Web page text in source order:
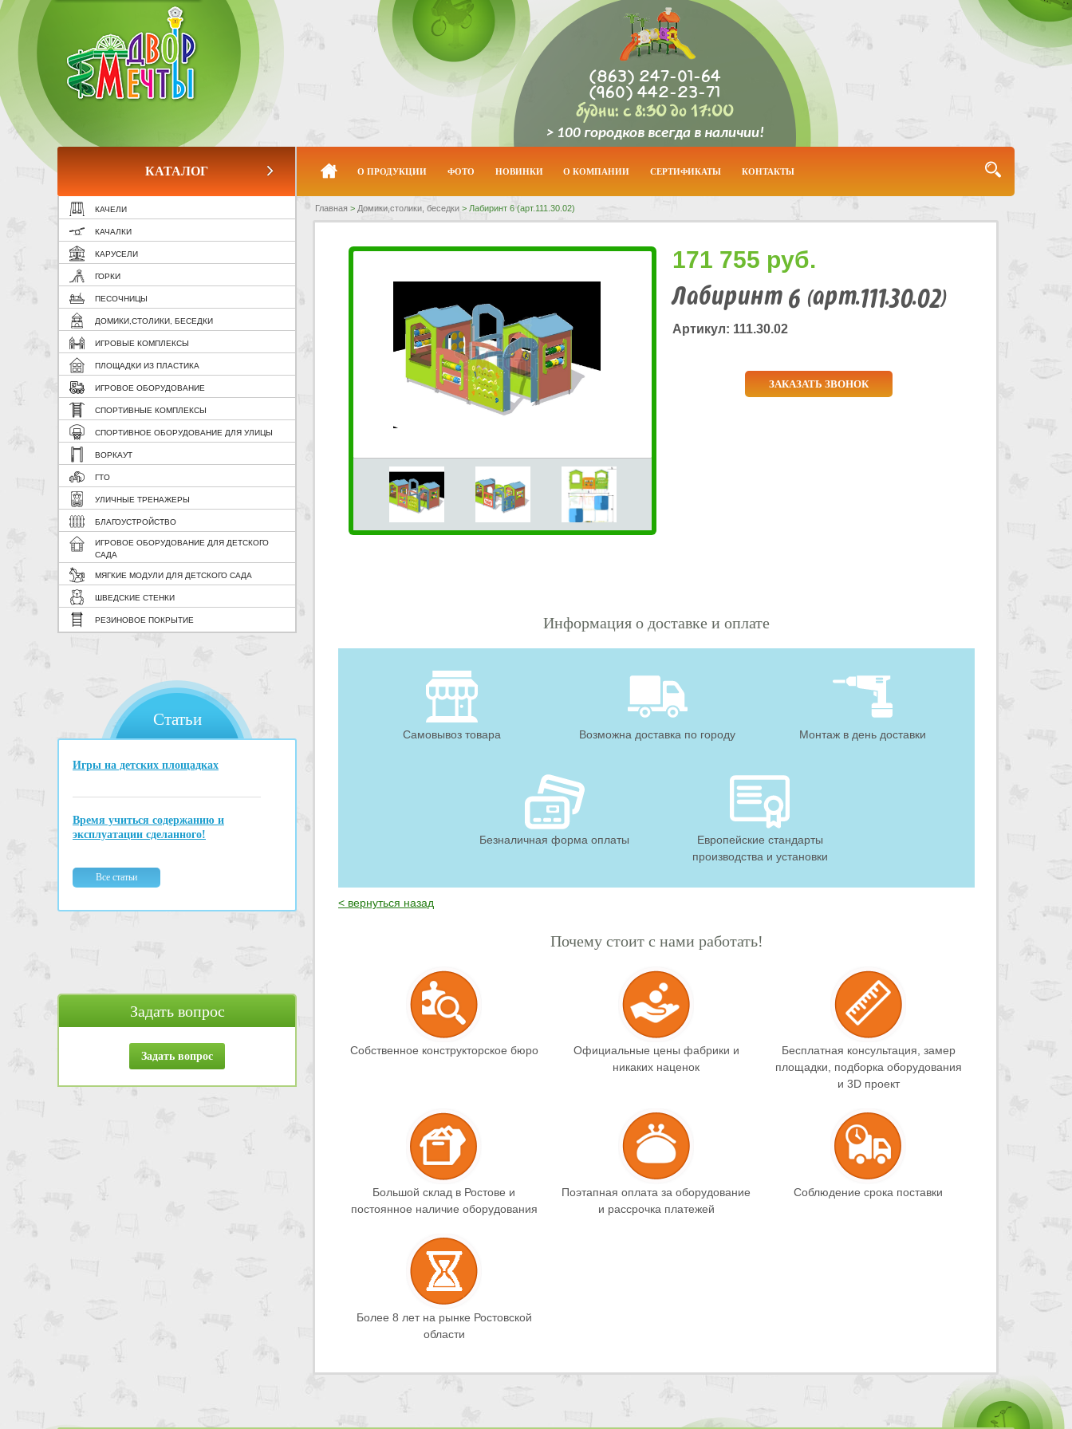
(863) 247-01-64
(960)442-23-71
будни: с 8:30 до 17:00
> 100 городков всегда в наличии!
КАТАЛОГ
КАЧЕЛИ
КАЧАЛКИ
КАРУСЕЛИ
ГОРКИ
ПЕСОЧНИЦЫ
ДОМИКИ,СТОЛИКИ, БЕСЕДКИ
ИГРОВЫЕ КОМПЛЕКСЫ
ПЛОЩАДКИ ИЗ ПЛАСТИКА
ИГРОВОЕ ОБОРУДОВАНИЕ
СПОРТИВНЫЕ КОМПЛЕКСЫ
СПОРТИВНОЕ ОБОРУДОВАНИЕ ДЛЯ УЛИЦЫ
ВОРКАУТ
ГТО
УЛИЧНЫЕ ТРЕНАЖЕРЫ
БЛАГОУСТРОЙСТВО
ИГРОВОЕ ОБОРУДОВАНИЕ ДЛЯ ДЕТСКОГО
САДА
МЯГКИЕ МОДУЛИ ДЛЯ ДЕТСКОГО САДА
ШВЕДСКИЕ СТЕНКИ
РЕЗИНОВОЕ ПОКРЫТИЕ
О ПРОДУКЦИИ ФОТО НОВИНКИ О КОМПАНИИ СЕРТИФИКАТЫ КОНТАКТЫ
Главная > Домики,столики, беседки > Лабиринт 6 (арт.111.30.02)
Игры на детских площадках
Время учиться содержанию и
эксплуатации сделанного!
Все статьи
Задать вопрос
Задать вопрос
*
171 755 руб.
Лабиринт 6 (арт.111.30.02)
Артикул: 111.30.02
ЗАКАЗАТЬ ЗВОНОК
Информация о доставке и оплате
Самовывоз товара Возможна доставка по городу Монтаж в день доставки
Безналичная форма оплаты
Европейские стандарты
производства и установки
< вернуться назад
Почему стоит с нами работать!
Собственное конструкторское бюро
Официальные цены фабрики и
никаких наценок
Бесплатная консультация, замер
площадки, подборка оборудования
и 3D проект
Большой склад в Ростове и
постоянное наличие оборудования
Поэтапная оплата за оборудование
и рассрочка платежей
Соблюдение срока поставки
Более 8 лет на рынке Ростовской
области